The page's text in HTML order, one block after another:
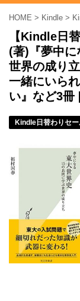
HOME > Kindle >
【Kindle日
(著)『夢中
世界の成り
一緒にいら
い』など3冊
Kindle日替わりセ